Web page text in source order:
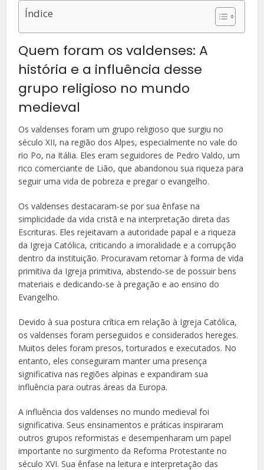
Índice
Quem foram os valdenses: A
história e a influência desse
grupo religioso no mundo
medieval
Os valdenses foram um grupo religioso que surgiu no
século XII, na região dos Alpes, especialmente no vale do
rio Po, na Itália. Eles eram seguidores de Pedro Valdo, um
rico comerciante de Lião, que abandonou sua riqueza para
seguir uma vida de pobreza e pregar o evangelho.
Os valdenses destacaram-se por sua ênfase na
simplicidade da vida cristã e na interpretação direta das
Escrituras. Eles rejeitavam a autoridade papal e a riqueza
da Igreja Católica, criticando a imoralidade e a corrupção
dentro da instituição. Procuravam retornar à forma de vida
primitiva da Igreja primitiva, abstendo-se de possuir bens
materiais e dedicando-se à pregação e ao ensino do
Evangelho.
Devido à sua postura crítica em relação à Igreja Católica,
os valdenses foram perseguidos e considerados hereges.
Muitos deles foram presos, torturados e executados. No
entanto, eles conseguiram manter uma presença
significativa nas regiões alpinas e expandiram sua
influência para outras áreas da Europa.
A influência dos valdenses no mundo medieval foi
significativa. Seus ensinamentos e práticas inspiraram
outros grupos reformistas e desempenharam um papel
importante no surgimento da Reforma Protestante no
século XVI. Sua ênfase na leitura e interpretação das